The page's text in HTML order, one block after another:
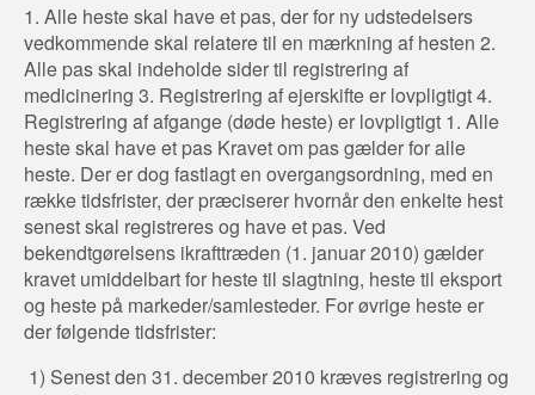
1. Alle heste skal have et pas, der for ny udstedelsers
vedkommende skal relatere til en mærkning af hesten 2.
Alle pas skal indeholde sider til registrering af
medicinering 3. Registrering af ejerskifte er lovpligtigt 4.
Registrering af afgange (døde heste) er lovpligtigt 1. Alle
heste skal have et pas Kravet om pas gælder for alle
heste. Der er dog fastlagt en overgangsordning, med en
række tidsfrister, der præciserer hvornår den enkelte hest
senest skal registreres og have et pas. Ved
bekendtgørelsens ikrafttræden (1. januar 2010) gælder
kravet umiddelbart for heste til slagtning, heste til eksport
og heste på markeder/samlesteder. For øvrige heste er
der følgende tidsfrister:
1) Senest den 31. december 2010 kræves registrering og